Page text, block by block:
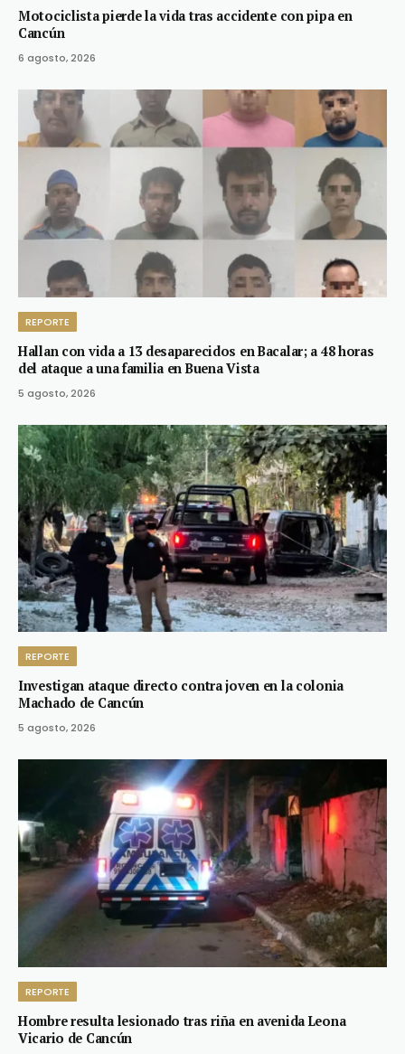
Motociclista pierde la vida tras accidente con pipa en
Cancún
6 agosto, 2026
REPORTE
Hallan con vida a 13 desaparecidos en Bacalar; a 48 horas
del ataque a una familia en Buena Vista
5 agosto, 2026
REPORTE
Investigan ataque directo contra joven en la colonia
Machado de Cancún
5 agosto, 2026
REPORTE
Hombre resulta lesionado tras riña en avenida Leona
Vicario de Cancún